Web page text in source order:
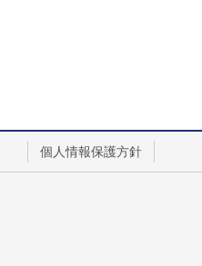
個人情報保護方針